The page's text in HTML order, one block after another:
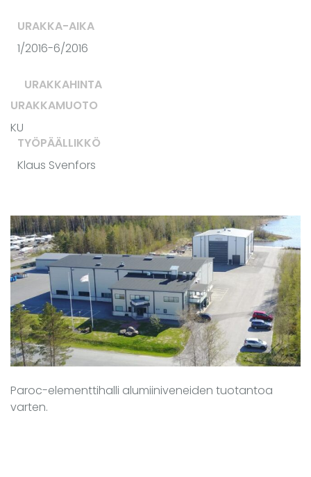
URAKKA-AIKA
1/2016-6/2016
URAKKAHINTA
URAKKAMUOTO
KU
TYÖPÄÄLLIKKÖ
Klaus Svenfors
Paroc-elementtihalli alumiiniveneiden tuotantoa
varten.